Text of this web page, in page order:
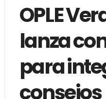
OPLE
lanza
para
consejos